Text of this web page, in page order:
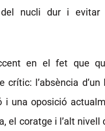
nucli dur i evitar
en el fet que
crític: l’absència
i una oposició
el coratge i l’alt